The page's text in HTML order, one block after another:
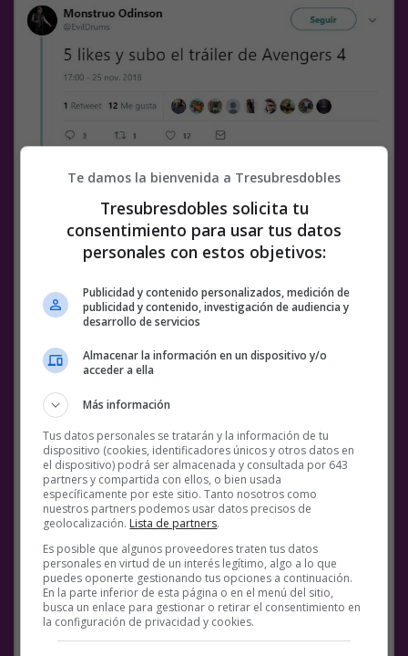
Facebook
Twitter
WhatsApp
Gmail
Meneame
Copy
Link
AVENGERS 4 BS18 TRAILER TWITTER
Te damos la bienvenida a Tresubresdobles
Tresubresdobles solicita tu
consentimiento para usar tus datos
personales con estos objetivos:
Publicidad y contenido personalizados, medición de
publicidad y contenido, investigación de audiencia y
desarrollo de servicios
Almacenar la información en un dispositivo y/o
acceder a ella
Más información
Tus datos personales se tratarán y la información de tu
dispositivo (cookies, identificadores únicos y otros datos en
el dispositivo) podrá ser almacenada y consultada por 643
partners y compartida con ellos, o bien usada
específicamente por este sitio. Tanto nosotros como
nuestros partners podemos usar datos precisos de
geolocalización. Lista de partners.
Es posible que algunos proveedores traten tus datos
personales en virtud de un interés legítimo, algo a lo que
puedes oponerte gestionando tus opciones a continuación.
En la parte inferior de esta página o en el menú del sitio,
busca un enlace para gestionar o retirar el consentimiento en
la configuración de privacidad y cookies.